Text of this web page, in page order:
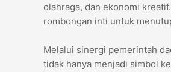
olahraga, dan ekonomi
rombongan inti untuk
Melalui sinergi pemerintah
tidak hanya menjadi simbol